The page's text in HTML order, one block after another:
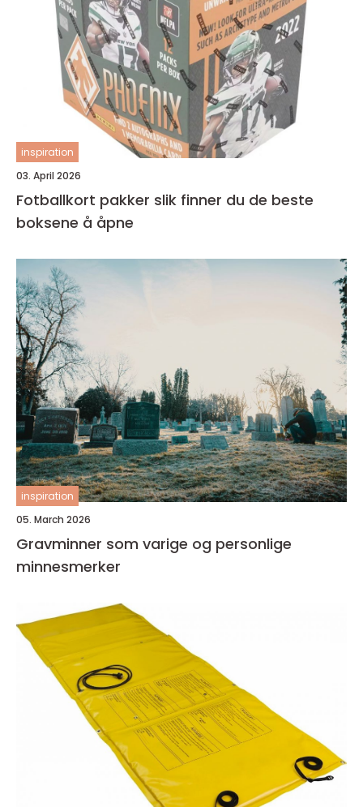
inspiration
03. April 2026
Fotballkort pakker slik finner du de beste
boksene å åpne
inspiration
05. March 2026
Gravminner som varige og personlige
minnesmerker